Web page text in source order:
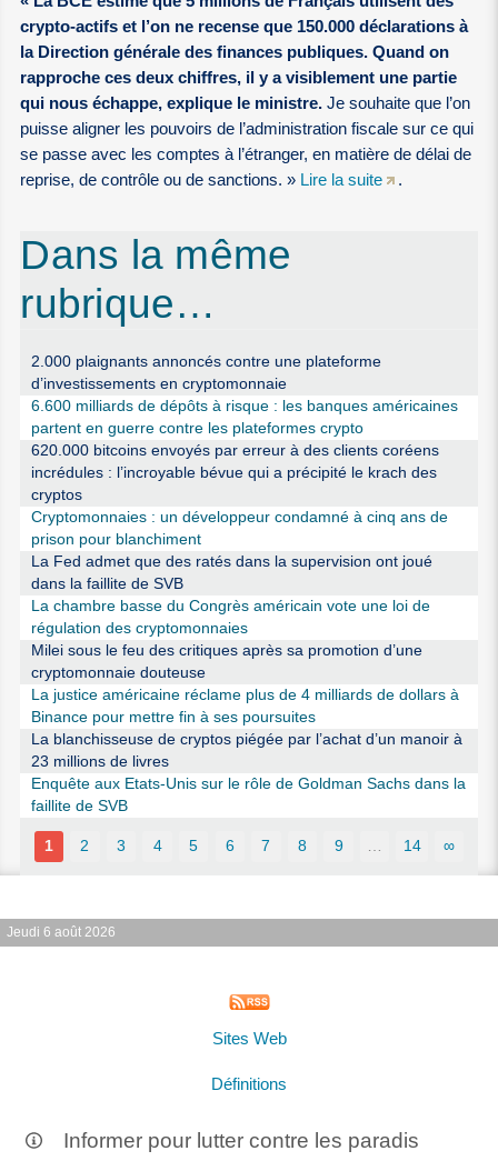
crypto-actifs et l’on ne recense que 150.000 déclarations à
la Direction générale des finances publiques. Quand on
rapproche ces deux chiffres, il y a visiblement une partie
qui nous échappe, explique le ministre. Je souhaite que l’on
puisse aligner les pouvoirs de l’administration fiscale sur ce qui
se passe avec les comptes à l’étranger, en matière de délai de
reprise, de contrôle ou de sanctions. » Lire la suite .
Dans la même
rubrique…
2.000 plaignants annoncés contre une plateforme
d’investissements en cryptomonnaie
6.600 milliards de dépôts à risque : les banques américaines
partent en guerre contre les plateformes crypto
620.000 bitcoins envoyés par erreur à des clients coréens
incrédules : l’incroyable bévue qui a précipité le krach des
cryptos
Cryptomonnaies : un développeur condamné à cinq ans de
prison pour blanchiment
La Fed admet que des ratés dans la supervision ont joué
dans la faillite de SVB
La chambre basse du Congrès américain vote une loi de
régulation des cryptomonnaies
Milei sous le feu des critiques après sa promotion d’une
cryptomonnaie douteuse
La justice américaine réclame plus de 4 milliards de dollars à
Binance pour mettre fin à ses poursuites
La blanchisseuse de cryptos piégée par l’achat d’un manoir à
23 millions de livres
Enquête aux Etats-Unis sur le rôle de Goldman Sachs dans la
faillite de SVB
1 2 3 4 5 6 7 8 9 14 ∞
Jeudi 6 août 2026
Sites Web
Définitions
Informer pour lutter contre les paradis